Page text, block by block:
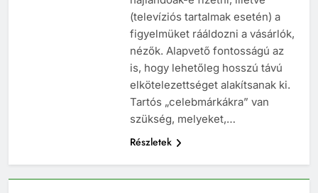
(televíziós tartalmak esetén) a
figyelmüket rááldozni a vásárlók,
nézők. Alapvető fontosságú az
is, hogy lehetőleg hosszú távú
elkötelezettséget alakítsanak ki.
Tartós „celebmárkákra” van
szükség, melyeket,…
Részletek